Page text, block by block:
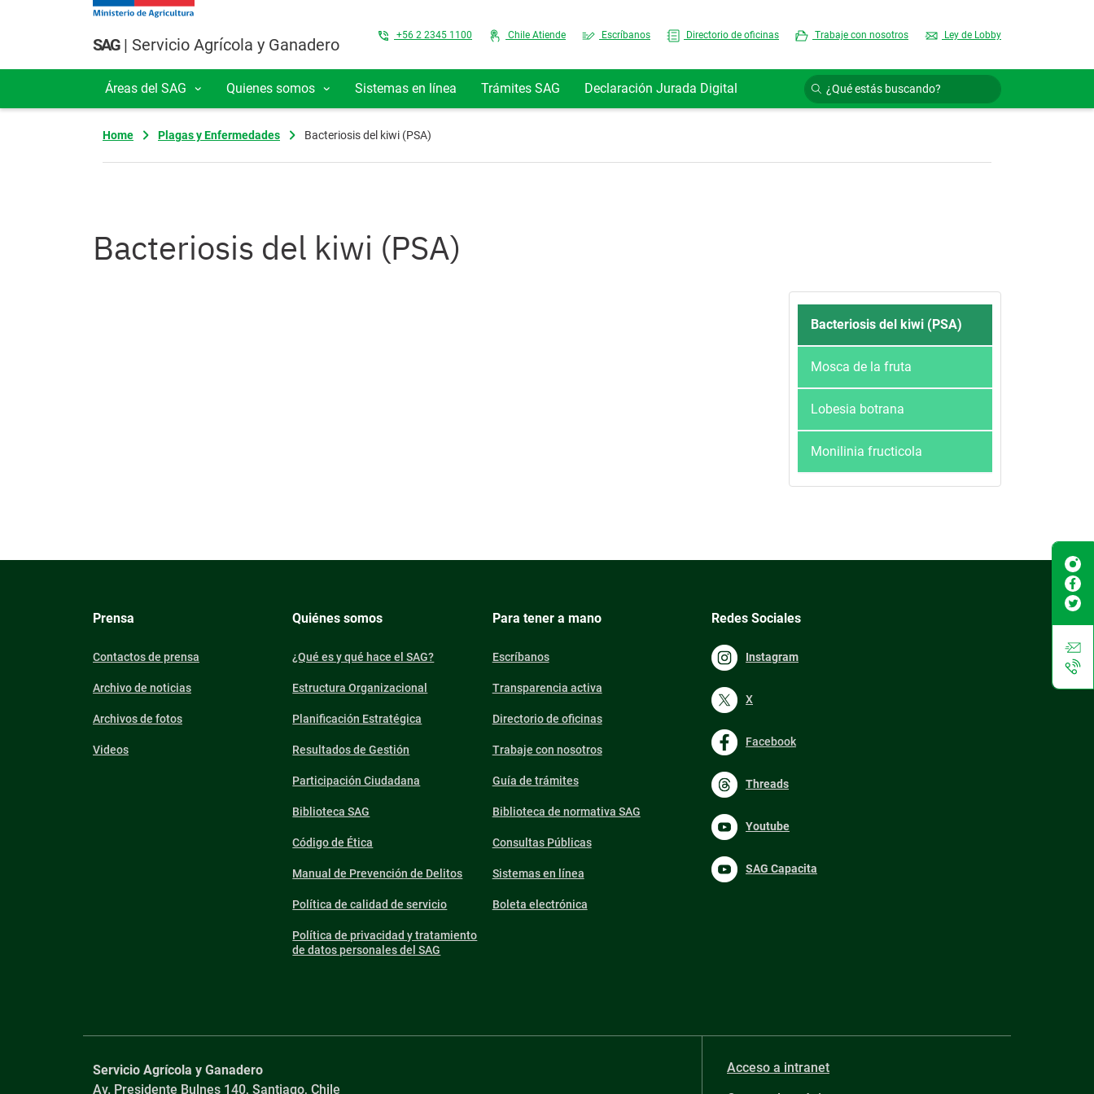
Pasar al contenido principal
SAG| Servicio Agrícola y Ganadero Top Menu
+56 2 2345 1100 Chile Atiende Escríbanos Directorio de oficinas Trabaje con nosotros Ley de Lobby
Navegación principal
Áreas del SAG Quienes somos Sistemas en línea Trámites SAG Declaración Jurada Digital
Home Plagas y Enfermedades Bacteriosis del kiwi (PSA)
Bacteriosis del kiwi (PSA)
Bacteriosis del kiwi (PSA)
Mosca de la fruta
Lobesia botrana
Monilinia fructicola
Prensa
Contactos de prensa
Archivo de noticias
Archivos de fotos
Videos
Quiénes somos
¿Qué es y qué hace el SAG?
Estructura Organizacional
Planificación Estratégica
Resultados de Gestión
Participación Ciudadana
Biblioteca SAG
Código de Ética
Manual de Prevención de Delitos
Política de calidad de servicio
Política de privacidad y tratamiento
de datos personales del SAG
Para tener a mano
Escríbanos
Transparencia activa
Directorio de oficinas
Trabaje con nosotros
Guía de trámites
Biblioteca de normativa SAG
Consultas Públicas
Sistemas en línea
Boleta electrónica
Redes Sociales
Instagram
X
Facebook
Threads
Youtube
SAG Capacita
Servicio Agrícola y Ganadero
Av. Presidente Bulnes 140, Santiago, Chile
Acceso a intranet